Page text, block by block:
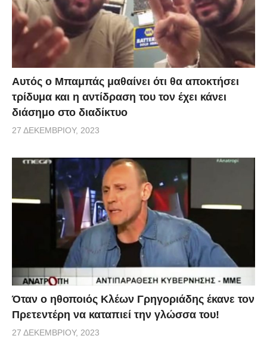
Αυτός ο Μπαμπάς μαθαίνει ότι θα αποκτήσει
τρίδυμα και η αντίδραση του τον έχει κάνει
διάσημο στο διαδίκτυο
27 ΔΕΚΕΜΒΡΊΟΥ, 2023
Όταν ο ηθοποιός Κλέων Γρηγοριάδης έκανε τον
Πρετεντέρη να καταπιεί την γλώσσα του!
27 ΔΕΚΕΜΒΡΊΟΥ, 2023